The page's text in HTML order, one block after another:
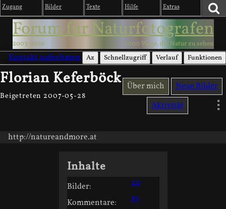
Zugang Bilder Texte Hilfe Extras
Forum für Naturfotografen
2003-2026 1000 Wege, die Natur zu sehen
Kontakt aufnehmen Az Schnellzugriff Verlauf Funktionen
Florian Keferböck
Beigetreten 2007-05-28
Über mich
Neue Bilder
Aktivität
http://natureandmore.at
Inhalte
Bilder:
20
Kommentare:
83